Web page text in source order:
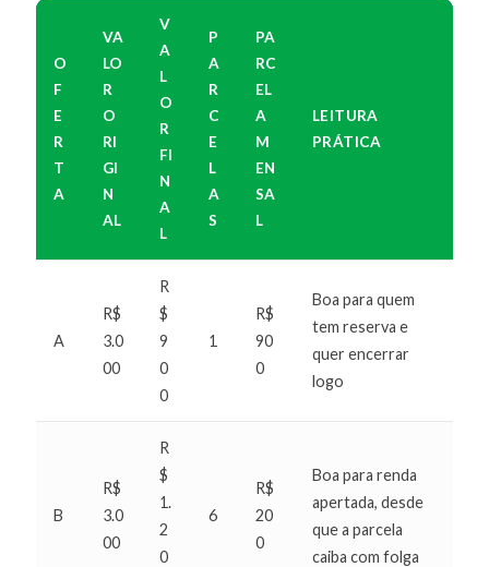
O
F
E
R
T
A
VA
LO
R
O
RI
GI
N
AL
V
A
L
O
R
FI
N
A
L
P
A
R
C
E
L
A
S
PA
RC
EL
A
M
EN
SA
L
LEITURA
PRÁTICA
A
R$
3.0
00
R
$
9
0
0
1
R$
90
0
Boa para quem
tem reserva e
quer encerrar
logo
B
R$
3.0
00
R
$
1.
2
0
6
R$
20
0
Boa para renda
apertada, desde
que a parcela
caiba com folga